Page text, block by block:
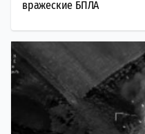
вражеские БПЛА